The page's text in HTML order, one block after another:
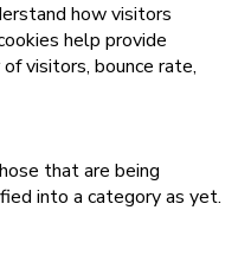
how visitors
help provide
visitors, bounce rate,
that are being
into a category as yet.